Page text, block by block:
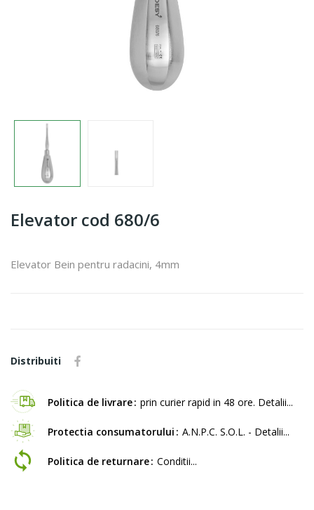
Elevator cod 680/6
Elevator Bein pentru radacini, 4mm
Distribuiti
Politica de livrare prin curier rapid in 48 ore. Detalii...
Protectia consumatorului A.N.P.C. S.O.L. - Detalii...
Politica de returnare Conditii...